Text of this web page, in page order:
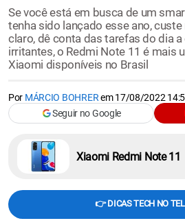
Se você está em busca de um
tenha sido lançado esse ano,
claro, dê conta das tarefas do dia
irritantes, o Redmi Note 11 é mais
Xiaomi disponíveis no Brasil
Por MÁRCIO BOHRERem17/08/2022
Seguir no Google
Xiaomi Redmi Note 11
👉 DICAS TECH NO